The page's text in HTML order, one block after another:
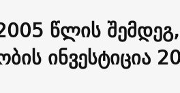
წლის
ინვესტიცია